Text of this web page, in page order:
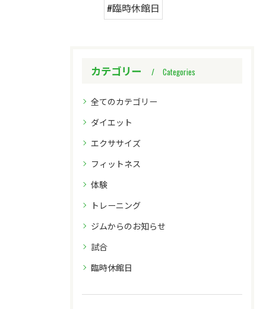
#臨時休館日
カテゴリー Categories
全てのカテゴリー
ダイエット
エクササイズ
フィットネス
体験
トレーニング
ジムからのお知らせ
試合
臨時休館日